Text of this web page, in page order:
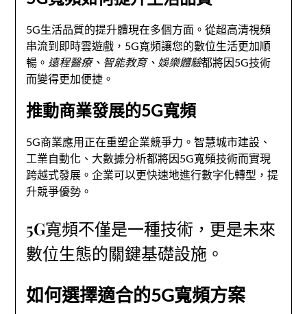
5G生活品質的提升體現在多個方面。從超高清視頻
串流到即時雲遊戲，5G寬頻讓您的數位生活更加順
暢。 遠程醫療、智能教育、娛樂體驗都將因5G技術
而變得更加便捷。
推動商業發展的5G寬頻
5G商業應用正在重塑企業競爭力。智慧城市建設、
工業自動化、大數據分析都將因5G寬頻技術而實現
跨越式發展。企業可以更快速地進行數字化轉型，提
升競爭優勢。
5G寬頻不僅是一種技術，更是未來
數位生態的關鍵基礎設施。
如何選擇適合的5G寬頻方案